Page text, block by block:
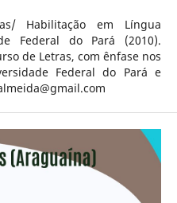
Habilitação em Língua
Federal do Pará (2010).
de Letras, com ênfase nos
Federal do Pará e